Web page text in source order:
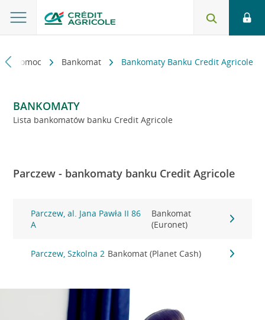
i pomoc Bankomat Bankomaty Banku Credit Agricole
BANKOMATY
Lista bankomatów banku Credit Agricole
Parczew - bankomaty banku Credit Agricole
Parczew, al. Jana Pawła II 86
A
Bankomat
(Euronet)
Parczew, Szkolna 2 Bankomat (Planet Cash)